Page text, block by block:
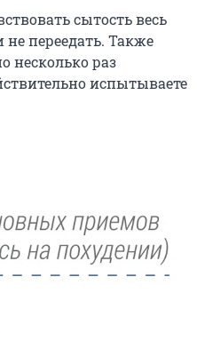
сытость весь
не переедать. Также
несколько раз
испытываете